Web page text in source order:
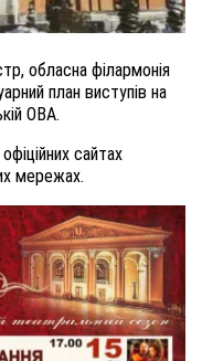
обласна філармонія
план виступів на
ОВА.
сайтах
мережах.